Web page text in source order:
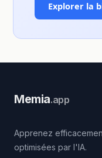
Explorer la
Memia.app
Apprenez
optimisées par l'IA.